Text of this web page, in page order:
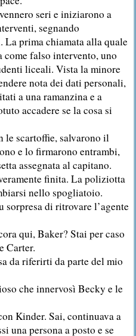
seri e iniziarono a
segnando
prima chiamata alla quale
come falso intervento, uno
liceali. Vista la minore
nota dei dati personali,
a una ramanzina e a
accadere se la cosa si
le scartoffie, salvarono il
e lo firmarono entrambi,
assegnata al capitano.
finita. La poliziotta
nello spogliatoio.
sorpresa di ritrovare l’agente
qui, Baker? Stai per caso
Carter.
da riferirti da parte del mio
che innervosì Becky e le
Kinder. Sai, continuava a
una persona a posto e se